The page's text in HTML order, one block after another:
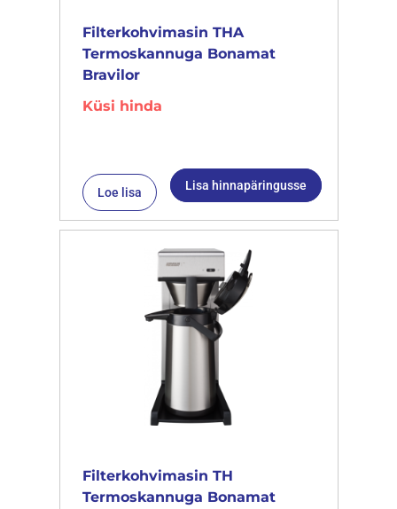
Filterkohvimasin THA
Termoskannuga Bonamat
Bravilor
Küsi hinda
Loe lisa Lisa hinnapäringusse
Filterkohvimasin TH
Termoskannuga Bonamat